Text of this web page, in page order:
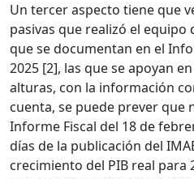
Un tercer aspecto tiene que
pasivas que realizó el
que se documentan en el
2025 [2], las que se apoyan
alturas, con la información
cuenta, se puede prever que
Informe Fiscal del 18 de
días de la publicación del
crecimiento del PIB real para